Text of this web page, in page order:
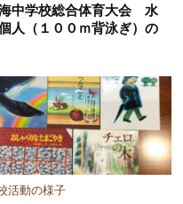
中学校総合体育大会 水
人（１００ｍ背泳ぎ）の
活動の様子